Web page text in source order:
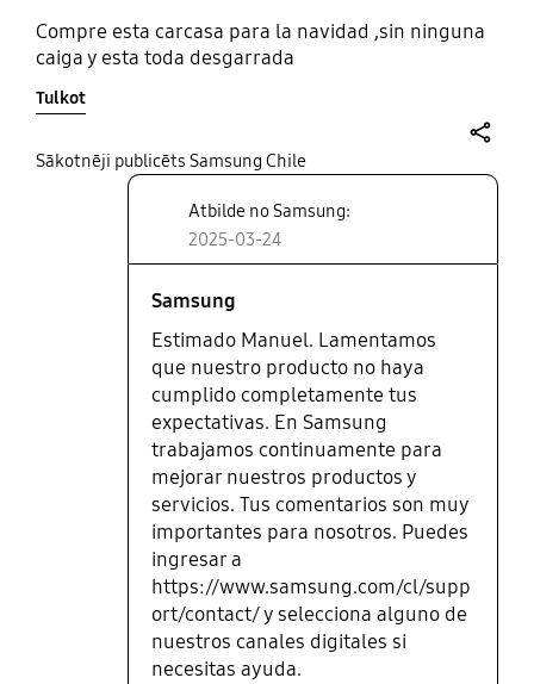
Compre esta carcasa para la navidad ,sin ninguna
caiga y esta toda desgarrada
Tulkot
Sākotnēji publicēts Samsung Chile
Atbilde no Samsung:
2025-03-24
Samsung
Estimado Manuel. Lamentamos
que nuestro producto no haya
cumplido completamente tus
expectativas. En Samsung
trabajamos continuamente para
mejorar nuestros productos y
servicios. Tus comentarios son muy
importantes para nosotros. Puedes
ingresar a
https://www.samsung.com/cl/supp
ort/contact/ y selecciona alguno de
nuestros canales digitales si
necesitas ayuda.